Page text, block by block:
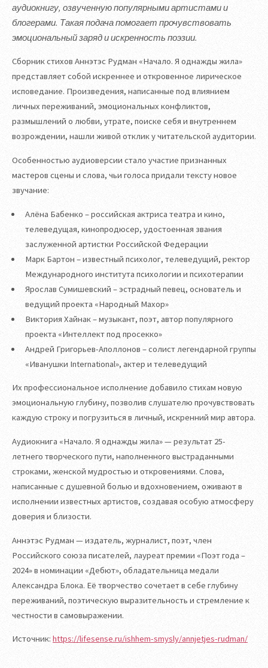
аудиокнигу, озвученную популярными артистами и
блогерами. Такая подача помогает прочувствовать
эмоциональный заряд и искренность поэзии.
Сборник стихов Аннэтэс Рудман «Начало. Я однажды жила»
представляет собой искреннее и откровенное лирическое
исповедание. Произведения, написанные под влиянием
личных переживаний, эмоциональных конфликтов,
размышлений о любви, утрате, поиске себя и внутреннем
возрождении, нашли живой отклик у читательской аудитории.
Особенностью аудиоверсии стало участие признанных
мастеров сцены и слова, чьи голоса придали тексту новое
звучание:
Алёна Бабенко – российская актриса театра и кино,
телеведущая, кинопродюсер, удостоенная звания
заслуженной артистки Российской Федерации
Марк Бартон – известный психолог, телеведущий, ректор
Международного института психологии и психотерапии
Ярослав Сумишевский – эстрадный певец, основатель и
ведущий проекта «Народный Махор»
Виктория Хайнак – музыкант, поэт, автор популярного
проекта «Интеллект под просекко»
Андрей Григорьев-Аполлонов – солист легендарной группы
«Иванушки International», актер и телеведущий
Их профессиональное исполнение добавило стихам новую
эмоциональную глубину, позволив слушателю прочувствовать
каждую строку и погрузиться в личный, искренний мир автора.
Аудиокнига «Начало. Я однажды жила» — результат 25-
летнего творческого пути, наполненного выстраданными
строками, женской мудростью и откровениями. Слова,
написанные с душевной болью и вдохновением, оживают в
исполнении известных артистов, создавая особую атмосферу
доверия и близости.
Аннэтэс Рудман — издатель, журналист, поэт, член
Российского союза писателей, лауреат премии «Поэт года –
2024» в номинации «Дебют», обладательница медали
Александра Блока. Её творчество сочетает в себе глубину
переживаний, поэтическую выразительность и стремление к
честности в самовыражении.
Источник: https://lifesense.ru/ishhem-smysly/annjetjes-rudman/